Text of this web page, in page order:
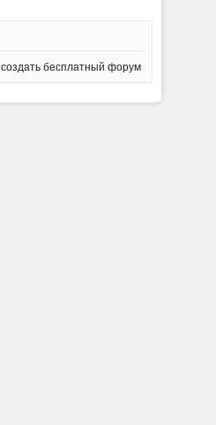
создать бесплатный форум